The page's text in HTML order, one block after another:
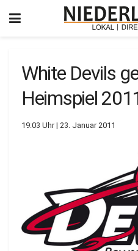
White Devils
Heimspiel
19:03 Uhr | 23. Januar 2011